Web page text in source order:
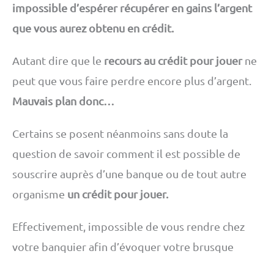
impossible d’espérer récupérer en gains l’argent
que vous aurez obtenu en crédit.
Autant dire que le recours au crédit pour jouerne
peut que vous faire perdre encore plus d’argent.
Mauvais plan donc…
Certains se posent néanmoins sans doute la
question de savoir comment il est possible de
souscrire auprès d’une banque ou de tout autre
organisme un crédit pour jouer.
Effectivement, impossible de vous rendre chez
votre banquier afin d’évoquer votre brusque